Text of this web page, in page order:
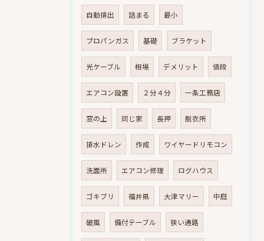
自動排出 詰まる 最小
プロパンガス 基礎 ブラケット
光ケーブル 相場 デメリット 値段
エアコン設置 ２分４分 一条工務店
窓の上 同じ家 長押 脱衣所
排水ドレン 作成 ワイヤードリモコン
洗面所 エアコン修理 ログハウス
ゴキブリ 福井県 大津マリー 中庭
破風 備付テーブル 狭い通路